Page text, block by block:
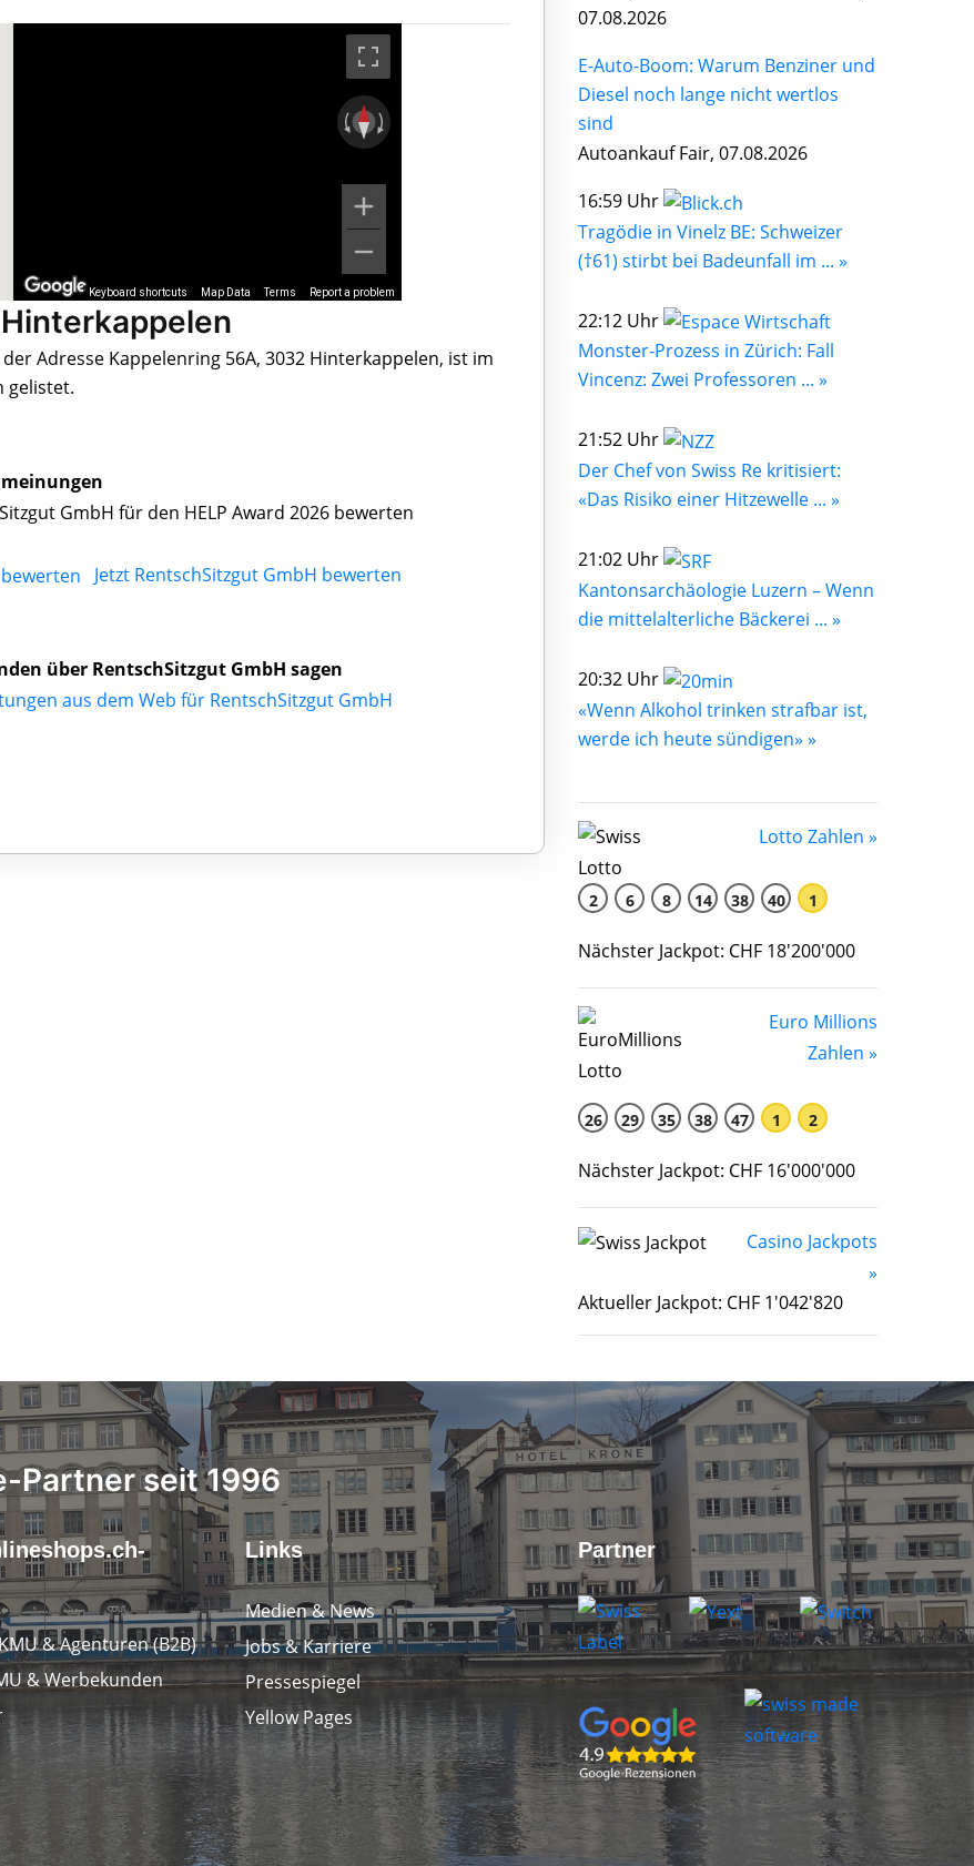
Keyboard shortcuts Map Data Terms Report a problem
Adresse Kappelenring 56A, 3032 Hinterkappelen, ist im
gelistet.
GmbH für den HELP Award 2026 bewerten
Jetzt RentschSitzgut GmbH bewerten
über RentschSitzgut GmbH sagen
aus dem Web für RentschSitzgut GmbH
07.08.2026
E-Auto-Boom: Warum Benziner und
Diesel noch lange nicht wertlos
sind
Autoankauf Fair, 07.08.2026
16:59 Uhr
Tragödie in Vinelz BE: Schweizer
(†61) stirbt bei Badeunfall im ... »
22:12 Uhr
Monster-Prozess in Zürich: Fall
Vincenz: Zwei Professoren ... »
21:52 Uhr
Der Chef von Swiss Re kritisiert:
«Das Risiko einer Hitzewelle ... »
21:02 Uhr
Kantonsarchäologie Luzern – Wenn
die mittelalterliche Bäckerei ... »
20:32 Uhr
«Wenn Alkohol trinken strafbar ist,
werde ich heute sündigen» »
Lotto Zahlen »
2 6 8 14 38 40 1
Nächster Jackpot: CHF 18'200'000
Euro Millions
Zahlen »
26 29 35 38 47 1 2
Nächster Jackpot: CHF 16'000'000
Casino Jackpots
»
Aktueller Jackpot: CHF 1'042'820
Partner seit 1996
& Agenturen (B2B)
& Werbekunden
Links
Medien & News
Jobs & Karriere
Pressespiegel
Yellow Pages
Partner